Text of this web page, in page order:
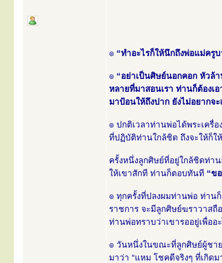
๏ “ทำอะไรก็ให้นึกถึงพ่อแม่ครู
๏ “อย่าเป็นศิษย์นอกคอก หัวล้
หลายที่มาสอนเรา ท่านก็ต้องเ
มาป้อนให้ถึงปาก ยังไม่อยากจะ
๏ ปกติเวลาท่านพ่อได้พระเครื่
ที่ปฏิบัติท่านใกล้ชิด ถึงจะให้ก็ใ
ครั้งหนึ่งลูกศิษย์ที่อยู่ใกล้ชิดท่า
ให้เขาสักที ท่านก็ตอบทันที “ข
๏ ทุกครั้งที่ปลงผมท่านพ่อ ท่าน
ราชการ จะมีลูกศิษย์ฆราวาสถื
ท่านพ่อทราบว่าเขารออยู่เพื่ออ
๏ วันหนึ่งในขณะที่ลูกศิษย์ผู้ชา
มาว่า “แหม โชคดีจริงๆ ที่เกิด